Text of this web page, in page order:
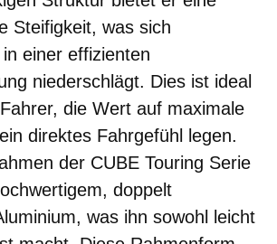
Steifigkeit, was sich
einer effizienten
niederschlägt. Dies ist ideal
die Wert auf maximale
direktes Fahrgefühl legen.
der CUBE Touring Serie
doppelt
was ihn sowohl leicht